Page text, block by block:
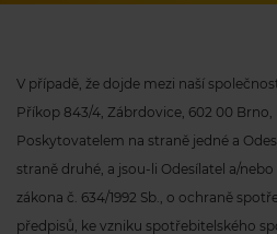
Přihlášení
Registrovat
V případě, že dojde mezi naší
Příkop 843/4, Zábrdovice, 602 00 Brno,
Poskytovatelem na straně jedné a
straně druhé, a jsou-li Odesílatel a/
zákona č. 634/1992 Sb., o ochraně
předpisů, ke vzniku spotřebitelského